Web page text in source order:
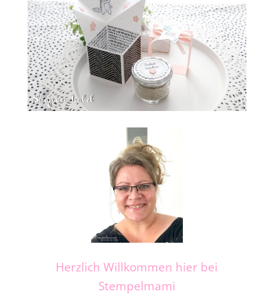
Herzlich Willkommen hier bei
Stempelmami